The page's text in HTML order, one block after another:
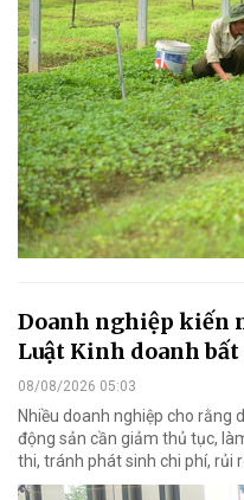
Doanh nghiệp kiến
Luật Kinh doanh bất
08/08/2026 05:03
Nhiều doanh nghiệp cho rằng
động sản cần giảm thủ tục,
thi, tránh phát sinh chi phí, rủi